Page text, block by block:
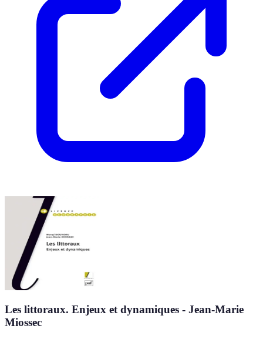
Les littoraux. Enjeux et dynamiques - Jean-Marie
Miossec